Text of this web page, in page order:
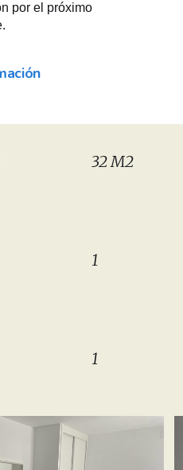
por el próximo
32 M2
1
1